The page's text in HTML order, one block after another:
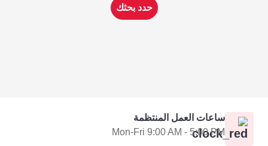
حدد بحثك
ساعات العمل المنتظمة
Mon-Fri 9:00 AM - 5:00 PM